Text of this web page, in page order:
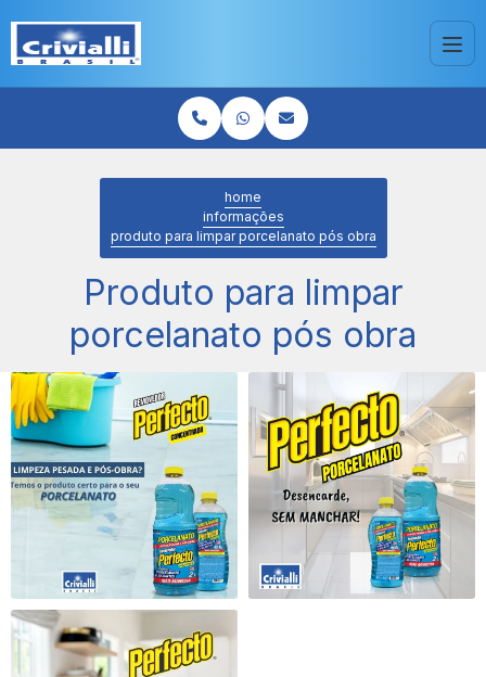
home
informações
produto para limpar porcelanato pós obra
Produto para limpar
porcelanato pós obra